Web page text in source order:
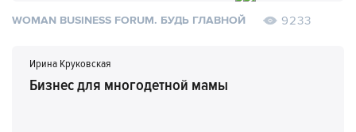
WOMAN BUSINESS FORUM. БУДЬ ГЛАВНОЙ 9233
Ирина Круковская
Бизнес для многодетной мамы